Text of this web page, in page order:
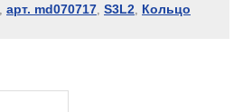
, арт. md070717, S3L2, Кольцо